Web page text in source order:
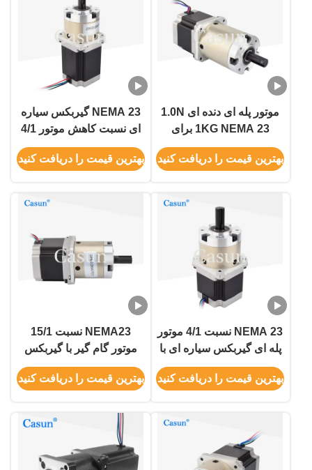
موتور پله ای دنده ای 1.0N
1KG NEMA 23 برای
ماشین آلات چاپ
بهترین قیمت را دریافت کنید
NEMA 23 گیربکس سیاره
ای نسبت کاهش موتور 4/1
برای اتوماسیون لوازم
خانگی لوازم پزشکی
بهترین قیمت را دریافت کنید
NEMA 23 نسبت 4/1 موتور
پله ای گیربکس سیاره ای با
گیربکس با CE ISO
بهترین قیمت را دریافت کنید
NEMA23 نسبت 15/1
موتور گام گیر با گیربکس
کاهش دهنده سیاره ای
57mm موتور گام گیر
بهترین قیمت را دریافت کنید